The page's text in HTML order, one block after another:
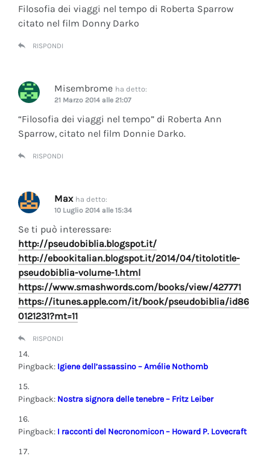
Filosofia dei viaggi nel tempo di Roberta Sparrow
citato nel film Donny Darko
RISPONDI
Misembrome ha detto:
21 Marzo 2014 alle 21:07
“Filosofia dei viaggi nel tempo” di Roberta Ann
Sparrow, citato nel film Donnie Darko.
RISPONDI
Max ha detto:
10 Luglio 2014 alle 15:34
Se ti può interessare:
http://pseudobiblia.blogspot.it/
http://ebookitalian.blogspot.it/2014/04/titolotitle-
pseudobiblia-volume-1.html
https://www.smashwords.com/books/view/427771
https://itunes.apple.com/it/book/pseudobiblia/id86
0121231?mt=11
RISPONDI
Pingback: Igiene dell’assassino – Amélie Nothomb
Pingback: Nostra signora delle tenebre – Fritz Leiber
Pingback: I racconti del Necronomicon – Howard P. Lovecraft